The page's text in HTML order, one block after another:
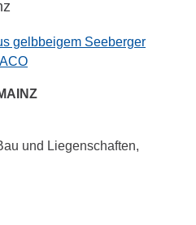
und Liegenschaften,